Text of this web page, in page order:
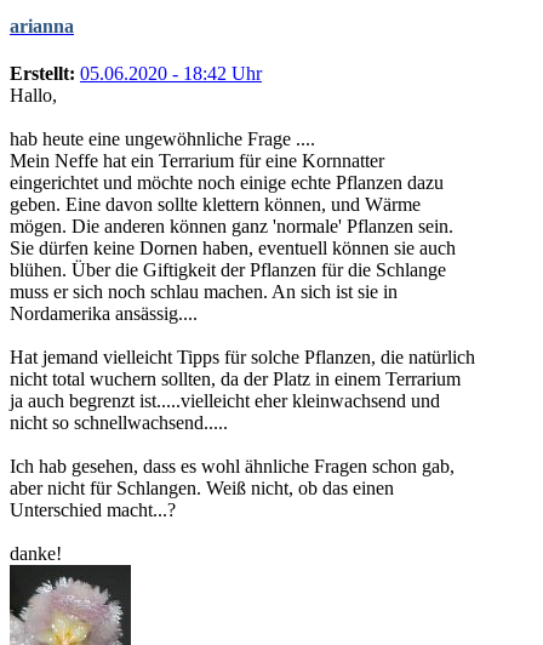
arianna
Erstellt: 05.06.2020 - 18:42 Uhr
Hallo,
hab heute eine ungewöhnliche Frage ....
Mein Neffe hat ein Terrarium für eine Kornnatter
eingerichtet und möchte noch einige echte Pflanzen dazu
geben. Eine davon sollte klettern können, und Wärme
mögen. Die anderen können ganz 'normale' Pflanzen sein.
Sie dürfen keine Dornen haben, eventuell können sie auch
blühen. Über die Giftigkeit der Pflanzen für die Schlange
muss er sich noch schlau machen. An sich ist sie in
Nordamerika ansässig....
Hat jemand vielleicht Tipps für solche Pflanzen, die natürlich
nicht total wuchern sollten, da der Platz in einem Terrarium
ja auch begrenzt ist.....vielleicht eher kleinwachsend und
nicht so schnellwachsend.....
Ich hab gesehen, dass es wohl ähnliche Fragen schon gab,
aber nicht für Schlangen. Weiß nicht, ob das einen
Unterschied macht...?
danke!